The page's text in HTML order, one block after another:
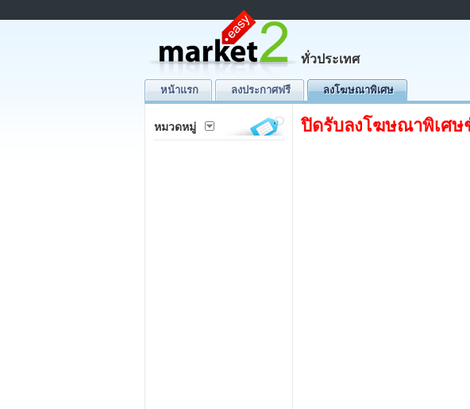
ทั่วประเทศ
หน้าแรก ลงประกาศฟรี ลงโฆษณาพิเศษ
หมวดหมู่ ปิดรับลงโฆษณาพิเศษ